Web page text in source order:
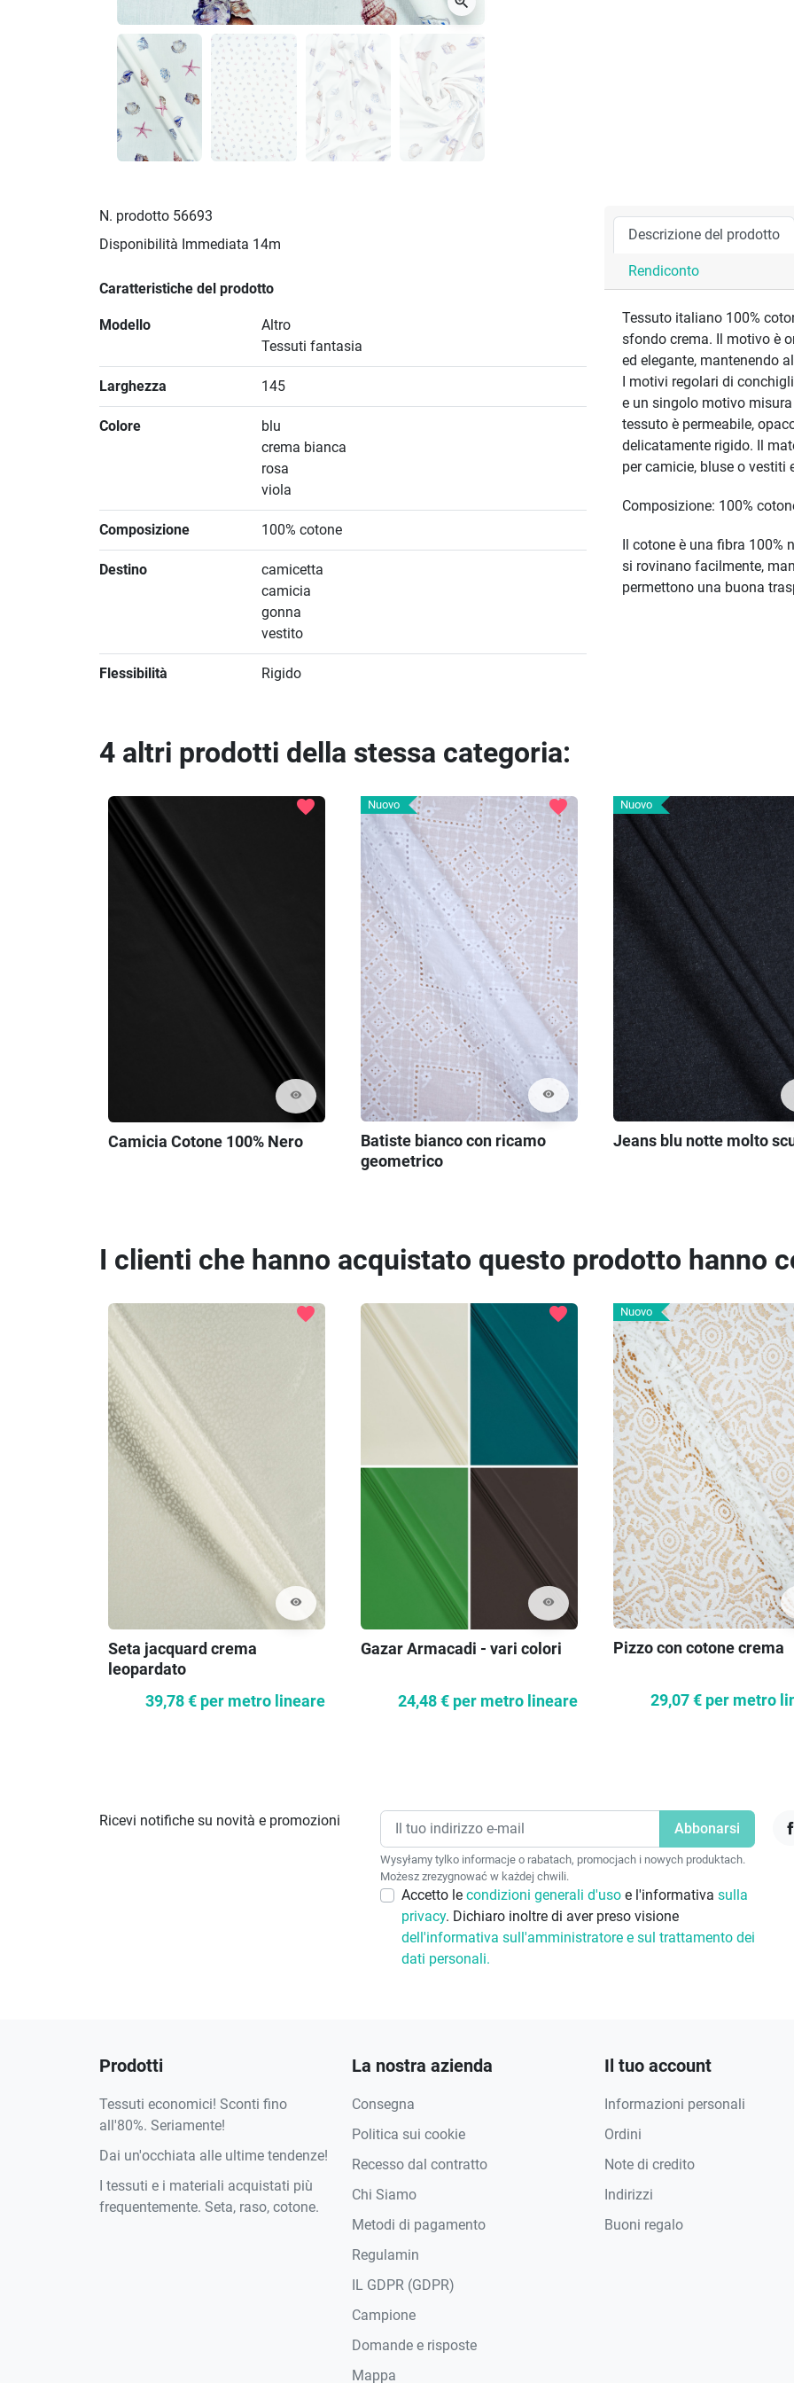
N. prodotto 56693
Disponibilità Immediata 14m
Caratteristiche del prodotto
Modello
Altro
Tessuti fantasia
Larghezza 145
Colore
blu
crema bianca
rosa
viola
Composizione 100% cotone
Destino
camicetta
camicia
gonna
vestito
Flessibilità Rigido
Descrizione del prodotto
Rendiconto
Tessuto italiano 100%
sfondo crema. Il motivo è
ed elegante, mantenendo
I motivi regolari di
e un singolo motivo
tessuto è permeabile,
delicatamente rigido. Il
per camicie, bluse o vestiti
Composizione: 100%
Il cotone è una fibra 100%
si rovinano facilmente,
permettono una buona
4 altri prodotti della stessa categoria:
visibility
favorite
Camicia Cotone 100% Nero
Nuovo
visibility
favorite
Batiste bianco con ricamo
geometrico
Nuovo
Jeans blu notte molto
I clienti che hanno acquistato questo prodotto hanno
visibility
favorite
Seta jacquard crema
leopardato
39,78 € per metro lineare
visibility
favorite
Gazar Armacadi - vari colori
24,48 € per metro lineare
Nuovo
Pizzo con cotone crema
29,07 € per metro
Ricevi notifiche su novità e promozioni
Wysyłamy tylko informacje o rabatach, promocjach i nowych produktach.
Możesz zrezygnować w każdej chwili.
Accetto le condizioni generali d'uso e l'informativa sulla
privacy. Dichiaro inoltre di aver preso visione
dell'informativa sull'amministratore e sul trattamento dei
dati personali.
Prodotti
Tessuti economici! Sconti fino
all'80%. Seriamente!
Dai un'occhiata alle ultime tendenze!
I tessuti e i materiali acquistati più
frequentemente. Seta, raso, cotone.
La nostra azienda
Consegna
Politica sui cookie
Recesso dal contratto
Chi Siamo
Metodi di pagamento
Regulamin
IL GDPR (GDPR)
Campione
Domande e risposte
Mappa
Il tuo account
Informazioni personali
Ordini
Note di credito
Indirizzi
Buoni regalo